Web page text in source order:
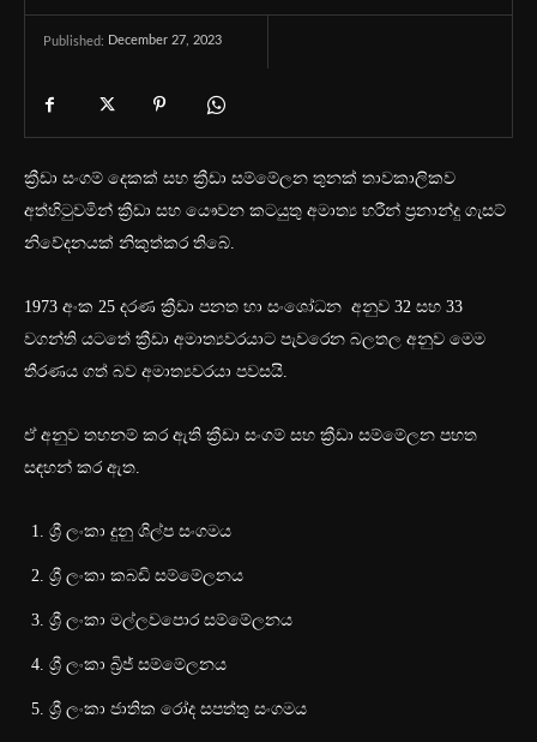
Published: December 27, 2023
ක්‍රීඩා සංගම් දෙකක් සහ ක්‍රීඩා සම්මේලන තුනක් තාවකාලිකව
අත්හිටුවමින් ක්‍රීඩා සහ යෞවන කටයුතු අමාත්‍ය හරීන් ප්‍රනාන්දු ගැසට්
නිවේදනයක් නිකුත්කර තිබේ.
1973 අංක 25 දරණ ක්‍රීඩා පනත හා සංශෝධන අනුව 32 සහ 33
වගන්ති යටතේ ක්‍රීඩා අමාත්‍යවරයාට පැවරෙන බලතල අනුව මෙම
තීරණය ගත් බව අමාත්‍යවරයා පවසයි.
ඒ අනුව තහනම් කර ඇති ක්‍රීඩා සංගම් සහ ක්‍රීඩා සම්මේලන පහත
සඳහන් කර ඇත.
ශ්‍රී ලංකා දුනු ශිල්ප සංගමය
ශ්‍රී ලංකා කබඩි සම්මේලනය
ශ්‍රී ලංකා මල්ලවපොර සම්මේලනය
ශ්‍රී ලංකා බ්‍රිජ් සම්මේලනය
ශ්‍රී ලංකා ජාතික රෝද සපත්තු සංගමය